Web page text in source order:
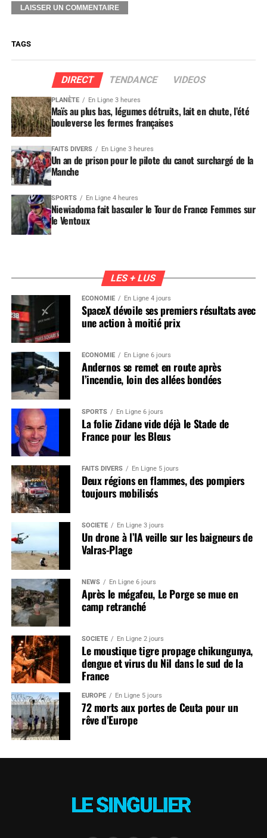
TAGS
DIRECT TENDANCE VIDEOS
PLANÈTE En Ligne 3 heures
Maïs au plus bas, légumes détruits, lait en chute, l’été
bouleverse les fermes françaises
FAITS DIVERS En Ligne 3 heures
Un an de prison pour le pilote du canot surchargé de la
Manche
SPORTS En Ligne 4 heures
Niewiadoma fait basculer le Tour de France Femmes sur
le Ventoux
LES + LUS
ÉCONOMIE En Ligne 4 jours
SpaceX dévoile ses premiers résultats avec
une action à moitié prix
ÉCONOMIE En Ligne 6 jours
Andernos se remet en route après
l’incendie, loin des allées bondées
SPORTS En Ligne 6 jours
La folie Zidane vide déjà le Stade de
France pour les Bleus
FAITS DIVERS En Ligne 5 jours
Deux régions en flammes, des pompiers
toujours mobilisés
SOCIÉTÉ En Ligne 3 jours
Un drone à l’IA veille sur les baigneurs de
Valras-Plage
NEWS En Ligne 6 jours
Après le mégafeu, Le Porge se mue en
camp retranché
SOCIÉTÉ En Ligne 2 jours
Le moustique tigre propage chikungunya,
dengue et virus du Nil dans le sud de la
France
EUROPE En Ligne 5 jours
72 morts aux portes de Ceuta pour un
rêve d’Europe